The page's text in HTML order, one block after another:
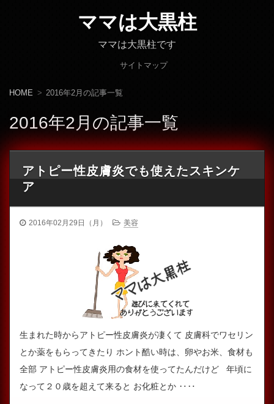
ママは大黒柱
ママは大黒柱です
サイトマップ
HOME 2016年2月の記事一覧
2016年2月の記事一覧
アトピー性皮膚炎でも使えたスキンケ
ア
2016年02月29日（月） 美容
生まれた時からアトピー性皮膚炎が凄くて 皮膚科でワセリン
とか薬をもらってきたり ホント酷い時は、卵やお米、食材も
全部 アトピー性皮膚炎用の食材を使ってたんだけど 年頃に
なって２０歳を超えて来ると お化粧とか ‥‥